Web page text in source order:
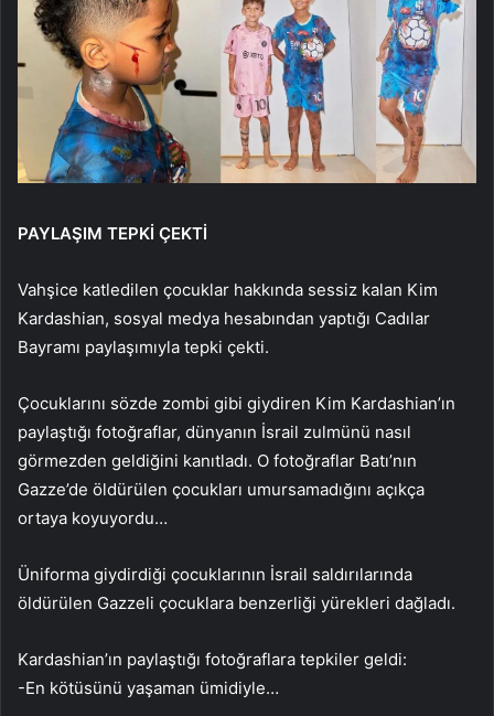
PAYLAŞIM TEPKİ ÇEKTİ
Vahşice katledilen çocuklar hakkında sessiz kalan Kim
Kardashian, sosyal medya hesabından yaptığı Cadılar
Bayramı paylaşımıyla tepki çekti.
Çocuklarını sözde zombi gibi giydiren Kim Kardashian’ın
paylaştığı fotoğraflar, dünyanın İsrail zulmünü nasıl
görmezden geldiğini kanıtladı. O fotoğraflar Batı’nın
Gazze’de öldürülen çocukları umursamadığını açıkça
ortaya koyuyordu…
Üniforma giydirdiği çocuklarının İsrail saldırılarında
öldürülen Gazzeli çocuklara benzerliği yürekleri dağladı.
Kardashian’ın paylaştığı fotoğraflara tepkiler geldi:
-En kötüsünü yaşaman ümidiyle…